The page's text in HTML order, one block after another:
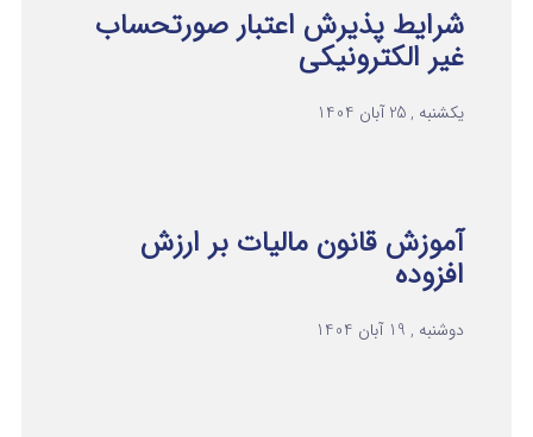
شرایط پذیرش اعتبار صورتحساب
غیر الکترونیکی
یکشنبه , 25 آبان 1404
آموزش قانون مالیات بر ارزش
افزوده
دوشنبه , 19 آبان 1404